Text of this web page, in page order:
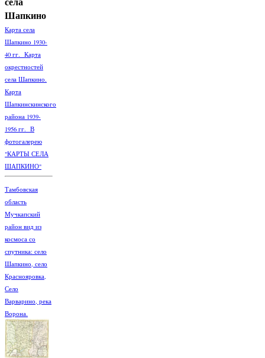
Шапкино
Карта села
Шапкино 1930-
40 гг. Карта
окрестностей
села Шапкино.
Карта
Шапкинскинского
района 1939-
1956 гг. В
фотогалерею
"КАРТЫ СЕЛА
ШАПКИНО"
Тамбовская
область
Мучкапский
район вид из
космоса со
спутника: село
Шапкино, село
Краснояровка,
Село
Варварино, река
Ворона.